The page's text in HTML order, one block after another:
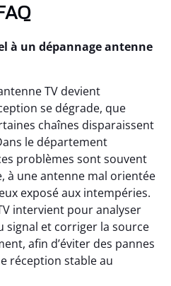
à un dépannage antenne
TV devient
se dégrade, que
chaînes disparaissent
le département
problèmes sont souvent
à une antenne mal orientée
exposé aux intempéries.
intervient pour analyser
signal et corriger la source
afin d’éviter des pannes
réception stable au